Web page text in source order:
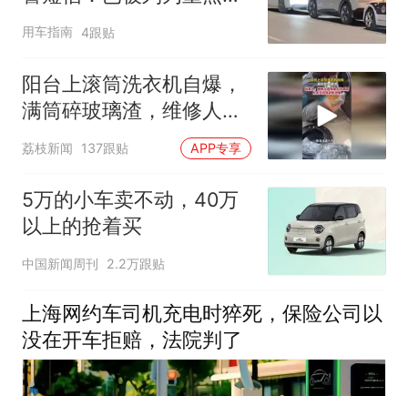
处对象，立即停止接单、
注销账号
用车指南 4跟贴
阳台上滚筒洗衣机自爆，
满筒碎玻璃渣，维修人员
称是人为原因，从未见过
荔枝新闻 137跟贴 APP专享
5万的小车卖不动，40万
以上的抢着买
中国新闻周刊 2.2万跟贴
上海网约车司机充电时猝死，保险公司以
没在开车拒赔，法院判了